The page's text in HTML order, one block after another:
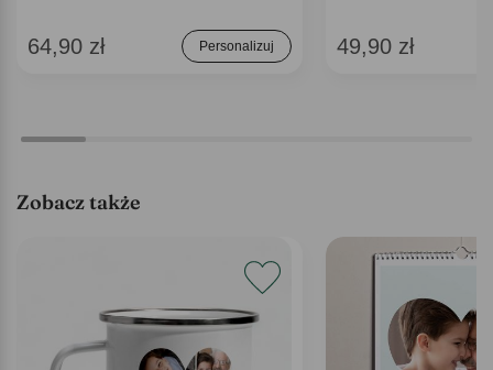
64,90 zł Personalizuj 49,90 zł
Zobacz także